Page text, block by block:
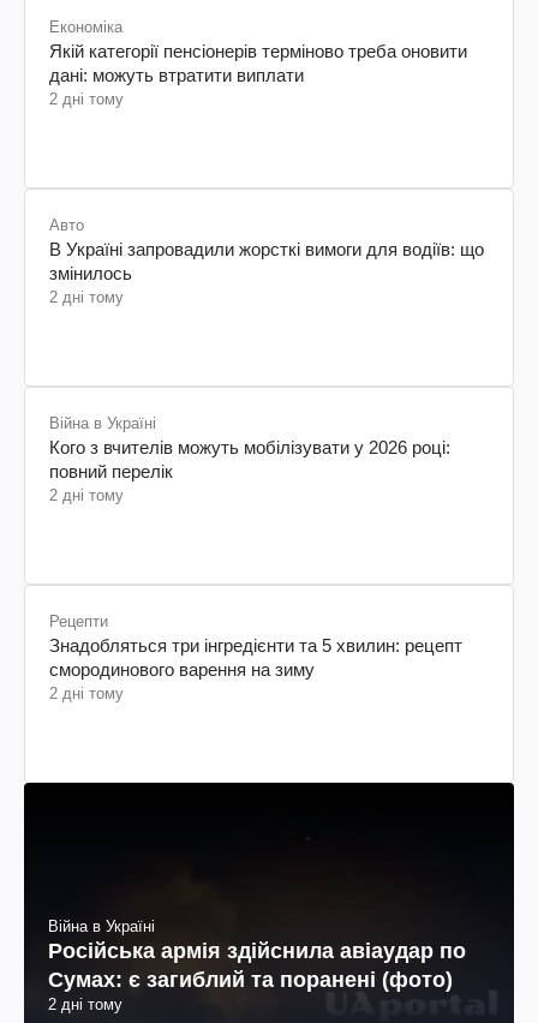
Економіка
Якій категорії пенсіонерів терміново треба оновити
дані: можуть втратити виплати
2 дні тому
Авто
В Україні запровадили жорсткі вимоги для водіїв: що
змінилось
2 дні тому
Війна в Україні
Кого з вчителів можуть мобілізувати у 2026 році:
повний перелік
2 дні тому
Рецепти
Знадобляться три інгредієнти та 5 хвилин: рецепт
смородинового варення на зиму
2 дні тому
Війна в Україні
Російська армія здійснила авіаудар по
Сумах: є загиблий та поранені (фото)
2 дні тому